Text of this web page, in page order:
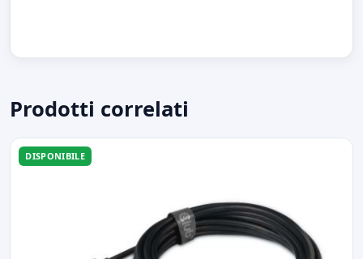
Prodotti correlati
DISPONIBILE